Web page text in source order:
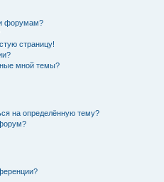
форумам?
страницу!
мной темы?
на определённую тему?